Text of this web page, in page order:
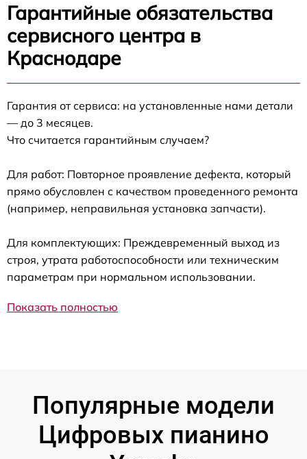
Гарантийные обязательства
сервисного центра в
Краснодаре
Гарантия от сервиса: на установленные нами детали
— до 3 месяцев.
Что считается гарантийным случаем?
Для работ: Повторное проявление дефекта, который
прямо обусловлен с качеством проведенного ремонта
(например, неправильная установка запчасти).
Для комплектующих: Преждевременный выход из
строя, утрата работоспособности или техническим
параметрам при нормальном использовании.
Показать полностью
Популярные модели
Цифровых пианино